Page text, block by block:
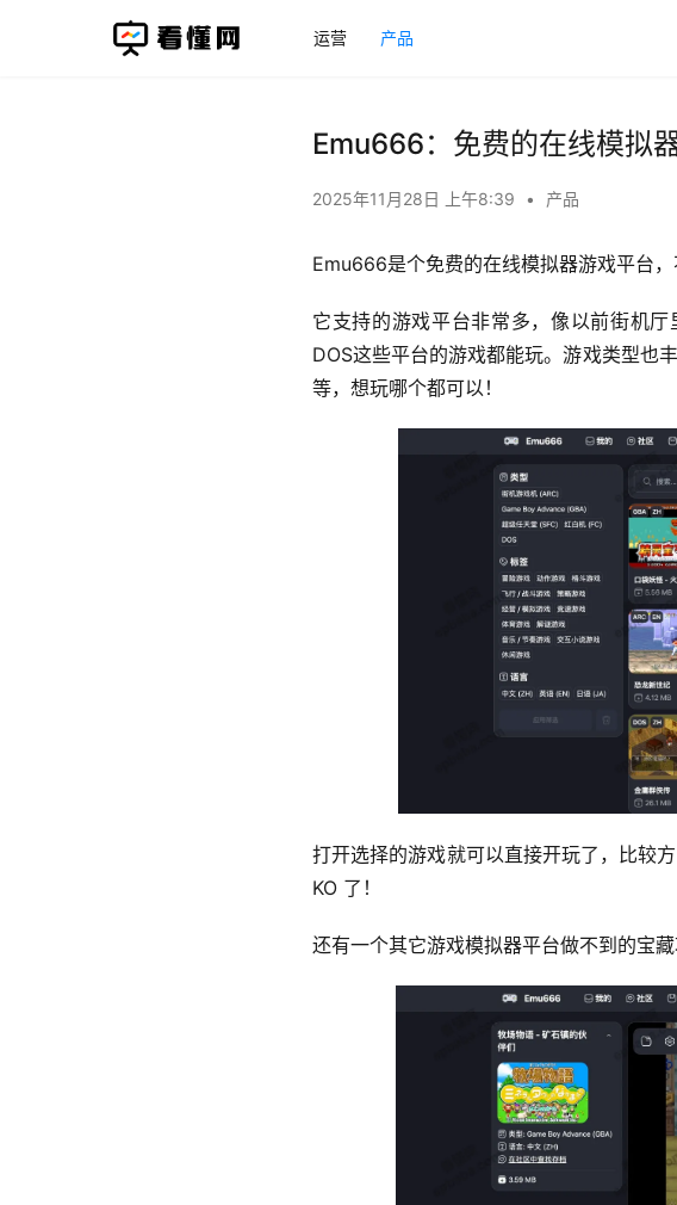
运营 产品
Emu666：免费的在线模拟
2025年11月28日 上午8:39 • 产品
Emu666是个免费的在线模拟器游戏平台
它支持的游戏平台非常多，像以前街机厅
DOS这些平台的游戏都能玩。游戏类型也
等，想玩哪个都可以！
打开选择的游戏就可以直接开玩了，比较
KO 了！
还有一个其它游戏模拟器平台做不到的宝